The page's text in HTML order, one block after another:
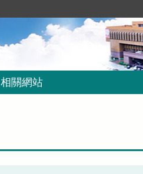
相關網站